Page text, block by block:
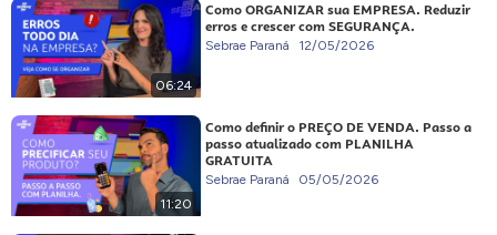
06:24
Como ORGANIZAR sua EMPRESA. Reduzir
erros e crescer com SEGURANÇA.
Sebrae Paraná 12/05/2026
11:20
Como definir o PREÇO DE VENDA. Passo a
passo atualizado com PLANILHA
GRATUITA
Sebrae Paraná 05/05/2026